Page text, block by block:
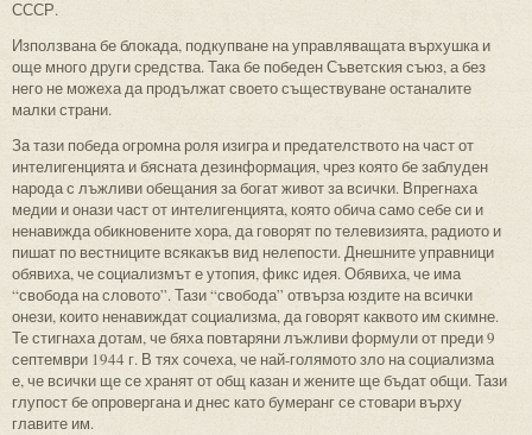
СССР.
Използвана бе блокада, подкупване на управляващата върхушка и
още много други средства. Така бе победен Съветския съюз, а без
него не можеха да продължат своето съществуване останалите
малки страни.
За тази победа огромна роля изигра и предателството на част от
интелигенцията и бясната дезинформация, чрез която бе заблуден
народа с лъжливи обещания за богат живот за всички. Впрегнаха
медии и онази част от интелигенцията, която обича само себе си и
ненавижда обикновените хора, да говорят по телевизията, радиото и
пишат по вестниците всякакъв вид нелепости. Днешните управници
обявиха, че социализмът е утопия, фикс идея. Обявиха, че има
“свобода на словото”. Тази “свобода” отвърза юздите на всички
онези, които ненавиждат социализма, да говорят каквото им скимне.
Те стигнаха дотам, че бяха повтаряни лъжливи формули от преди 9
септември 1944 г. В тях сочеха, че най-голямото зло на социализма
е, че всички ще се хранят от общ казан и жените ще бъдат общи. Тази
глупост бе опровергана и днес като бумеранг се стовари върху
главите им.